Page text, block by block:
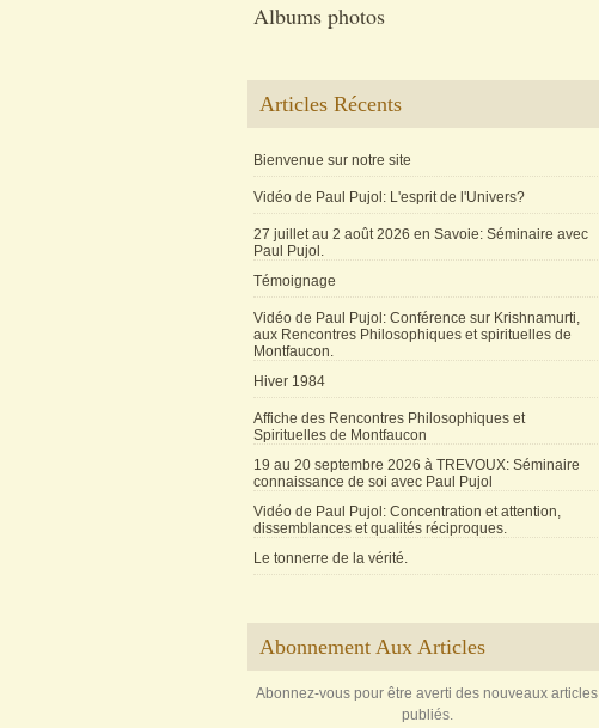
Albums photos
Articles Récents
Bienvenue sur notre site
Vidéo de Paul Pujol: L'esprit de l'Univers?
27 juillet au 2 août 2026 en Savoie: Séminaire avec
Paul Pujol.
Témoignage
Vidéo de Paul Pujol: Conférence sur Krishnamurti,
aux Rencontres Philosophiques et spirituelles de
Montfaucon.
Hiver 1984
Affiche des Rencontres Philosophiques et
Spirituelles de Montfaucon
19 au 20 septembre 2026 à TREVOUX: Séminaire
connaissance de soi avec Paul Pujol
Vidéo de Paul Pujol: Concentration et attention,
dissemblances et qualités réciproques.
Le tonnerre de la vérité.
Abonnement Aux Articles
Abonnez-vous pour être averti des nouveaux articles
publiés.